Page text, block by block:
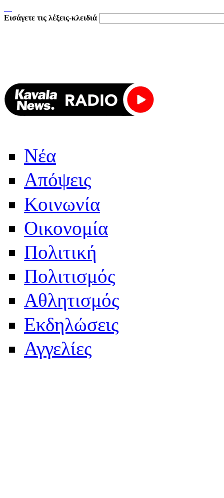
Εισάγετε τις λέξεις-κλειδιά
Νέα
Απόψεις
Κοινωνία
Οικονομία
Πολιτική
Πολιτισμός
Αθλητισμός
Εκδηλώσεις
Αγγελίες